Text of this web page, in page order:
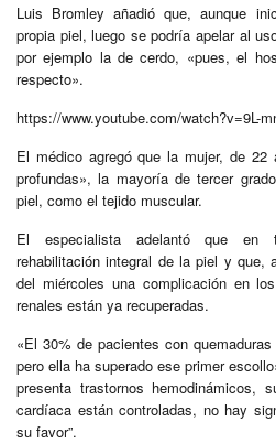
Luis Bromley añadió que, aunque
propia piel, luego se podría apelar al
por ejemplo la de cerdo, «pues, el
respecto».
https://www.youtube.com/watch?v=9L-
El médico agregó que la mujer, de 22
profundas», la mayoría de tercer
piel, como el tejido muscular.
El especialista adelantó que en
rehabilitación integral de la piel y que,
del miércoles una complicación en
renales están ya recuperadas.
«El 30% de pacientes con
pero ella ha superado ese primer
presenta trastornos hemodinámicos,
cardíaca están controladas, no hay
su favor”.